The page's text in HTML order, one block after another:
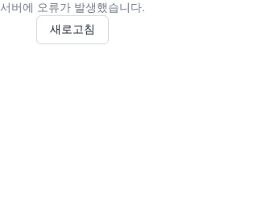
서버에 오류가 발생했습니다.
새로고침